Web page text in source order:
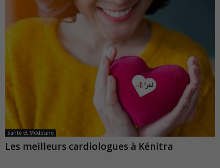
Santé et Médecine
Les meilleurs cardiologues à Kénitra